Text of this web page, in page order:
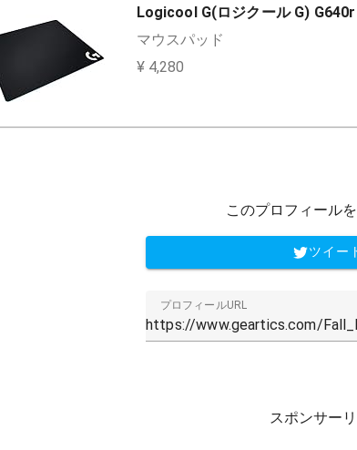
Logicool G(ロジクール G) G640r
マウスパッド
¥ 4,280
このプロフィール
ツイー
プロフィールURL
スポンサー